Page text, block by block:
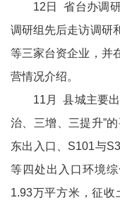
12日 省台办调
调研组先后走访调研
等三家台资企业，并
营情况介绍。
11月 县城主要
治、三增、三提升”
东出入口、S101与
等四处出入口环境
1.93万平方米，征收